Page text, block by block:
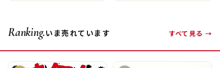
Ranking.いま売れています すべて見る →